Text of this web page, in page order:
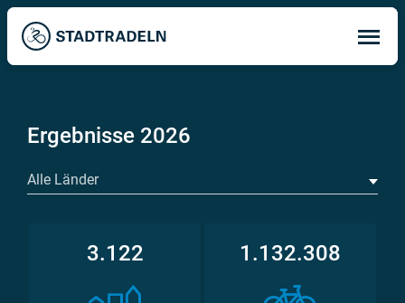
Ergebnisse 2026
Alle Länder
3.122 1.132.308